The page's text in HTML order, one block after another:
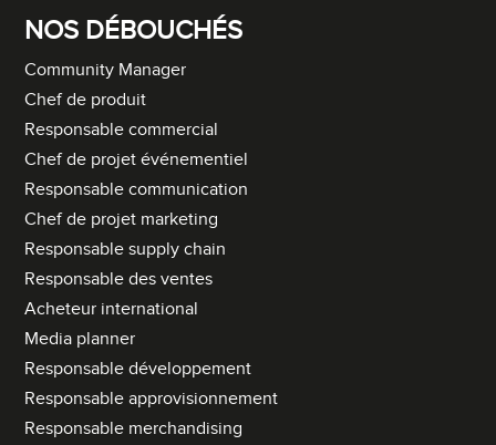
NOS DÉBOUCHÉS
Community Manager
Chef de produit
Responsable commercial
Chef de projet événementiel
Responsable communication
Chef de projet marketing
Responsable supply chain
Responsable des ventes
Acheteur international
Media planner
Responsable développement
Responsable approvisionnement
Responsable merchandising